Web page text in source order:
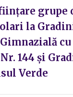
grupe
la
Gimnazială cu
144 și
Verde